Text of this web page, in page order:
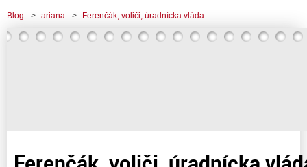
Najčítanejšie články
Najkomentovanejšie články
Blog > ariana > Ferenčák, voliči, úradnícka vláda